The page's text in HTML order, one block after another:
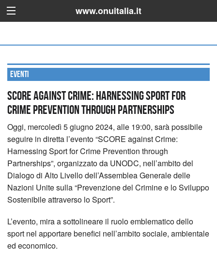
www.onuitalia.it
Eventi
SCORE against Crime: Harnessing Sport for
Crime Prevention through Partnerships
Oggi, mercoledì 5 giugno 2024, alle 19:00, sarà possibile
seguire in diretta l’evento “SCORE against Crime:
Harnessing Sport for Crime Prevention through
Partnerships”, organizzato da UNODC, nell’ambito del
Dialogo di Alto Livello dell’Assemblea Generale delle
Nazioni Unite sulla “Prevenzione del Crimine e lo Sviluppo
Sostenibile attraverso lo Sport”.
L’evento, mira a sottolineare il ruolo emblematico dello
sport nel apportare benefici nell’ambito sociale, ambientale
ed economico.